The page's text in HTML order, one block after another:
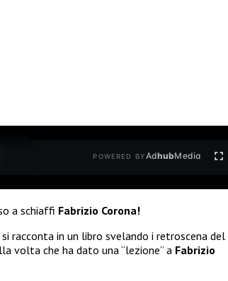
POWERED BYAdhubMedia
a schiaffi Fabrizio Corona!
racconta in un libro svelando i retroscena del
volta che ha dato una “lezione” a Fabrizio